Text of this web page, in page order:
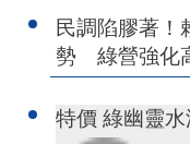
民調陷膠著！
勢 綠營強化
特價 綠幽靈